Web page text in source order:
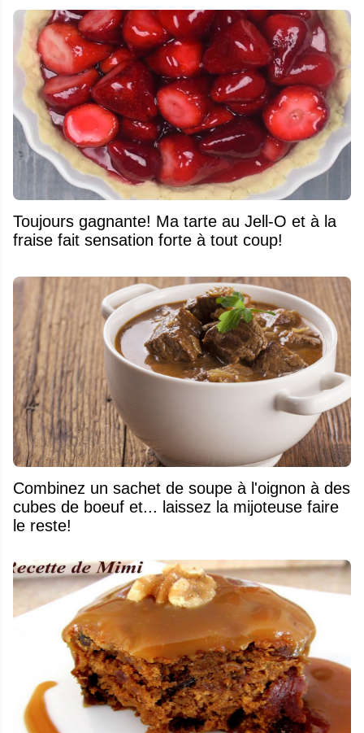
Toujours gagnante! Ma tarte au Jell-O et à la
fraise fait sensation forte à tout coup!
Combinez un sachet de soupe à l'oignon à des
cubes de boeuf et... laissez la mijoteuse faire
le reste!